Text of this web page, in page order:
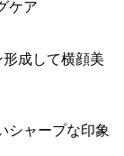
ケア
成して横顔美
シャープな印象